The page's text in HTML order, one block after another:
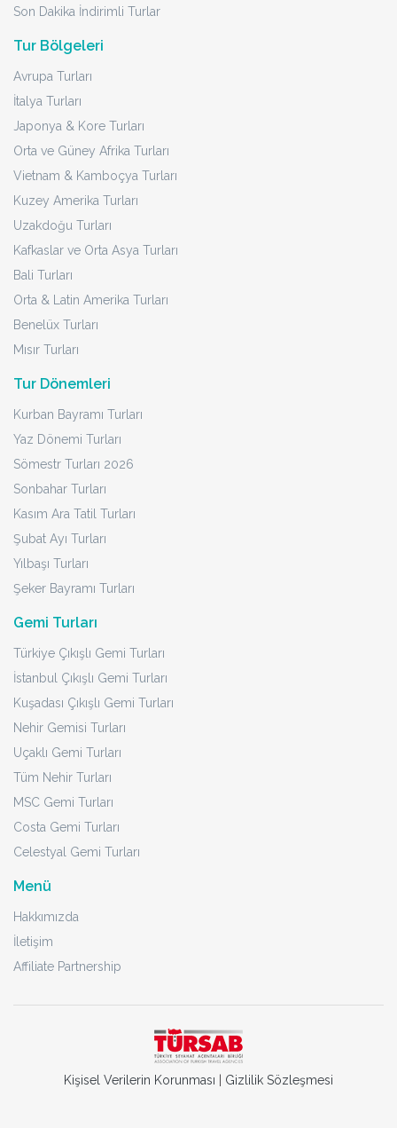
Son Dakika İndirimli Turlar
Tur Bölgeleri
Avrupa Turları
İtalya Turları
Japonya & Kore Turları
Orta ve Güney Afrika Turları
Vietnam & Kamboçya Turları
Kuzey Amerika Turları
Uzakdoğu Turları
Kafkaslar ve Orta Asya Turları
Bali Turları
Orta & Latin Amerika Turları
Benelüx Turları
Mısır Turları
Tur Dönemleri
Kurban Bayramı Turları
Yaz Dönemi Turları
Sömestr Turları 2026
Sonbahar Turları
Kasım Ara Tatil Turları
Şubat Ayı Turları
Yılbaşı Turları
Şeker Bayramı Turları
Gemi Turları
Türkiye Çıkışlı Gemi Turları
İstanbul Çıkışlı Gemi Turları
Kuşadası Çıkışlı Gemi Turları
Nehir Gemisi Turları
Uçaklı Gemi Turları
Tüm Nehir Turları
MSC Gemi Turları
Costa Gemi Turları
Celestyal Gemi Turları
Menü
Hakkımızda
İletişim
Affiliate Partnership
Kişisel Verilerin Korunması Gizlilik Sözleşmesi